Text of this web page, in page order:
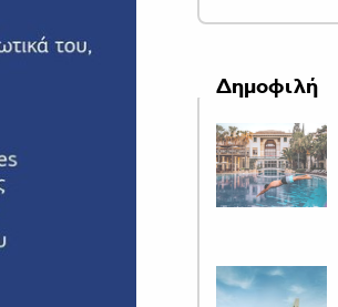
Δημοφιλή